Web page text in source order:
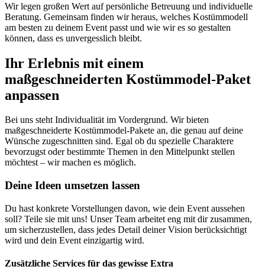
Wir legen großen Wert auf persönliche Betreuung und individuelle
Beratung. Gemeinsam finden wir heraus, welches Kostümmodell
am besten zu deinem Event passt und wie wir es so gestalten
können, dass es unvergesslich bleibt.
Ihr Erlebnis mit einem
maßgeschneiderten Kostümmodel-Paket
anpassen
Bei uns steht Individualität im Vordergrund. Wir bieten
maßgeschneiderte Kostümmodel-Pakete an, die genau auf deine
Wünsche zugeschnitten sind. Egal ob du spezielle Charaktere
bevorzugst oder bestimmte Themen in den Mittelpunkt stellen
möchtest – wir machen es möglich.
Deine Ideen umsetzen lassen
Du hast konkrete Vorstellungen davon, wie dein Event aussehen
soll? Teile sie mit uns! Unser Team arbeitet eng mit dir zusammen,
um sicherzustellen, dass jedes Detail deiner Vision berücksichtigt
wird und dein Event einzigartig wird.
Zusätzliche Services für das gewisse Extra